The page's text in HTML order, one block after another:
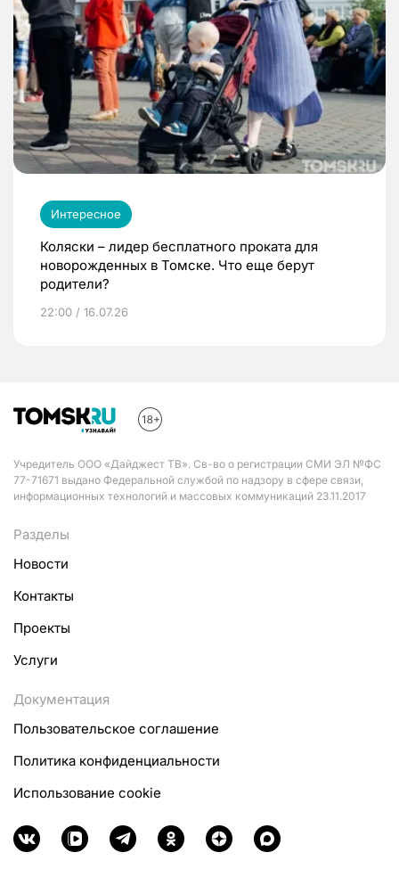
Интересное
Коляски – лидер бесплатного проката для
новорожденных в Томске. Что еще берут
родители?
22:00 / 16.07.26
Учредитель ООО «Дайджест ТВ». Св-во о регистрации СМИ ЭЛ №ФС
77-71671 выдано Федеральной службой по надзору в сфере связи,
информационных технологий и массовых коммуникаций 23.11.2017
Разделы
Новости
Контакты
Проекты
Услуги
Документация
Пользовательское соглашение
Политика конфиденциальности
Использование cookie